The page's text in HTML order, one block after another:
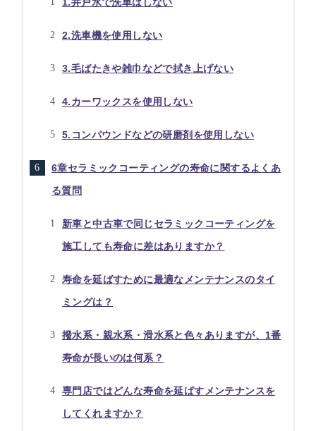
2.洗車機を使用しない
3.毛ばたきや雑巾などで拭き上げない
4.カーワックスを使用しない
5.コンパウンドなどの研磨剤を使用しない
6章セラミックコーティングの寿命に関するよくあ
る質問
新車と中古車で同じセラミックコーティングを
施工しても寿命に差はありますか？
寿命を延ばすために最適なメンテナンスのタイ
ミングは？
撥水系・親水系・滑水系と色々ありますが、1番
寿命が長いのは何系？
専門店ではどんな寿命を延ばすメンテナンスを
してくれますか？